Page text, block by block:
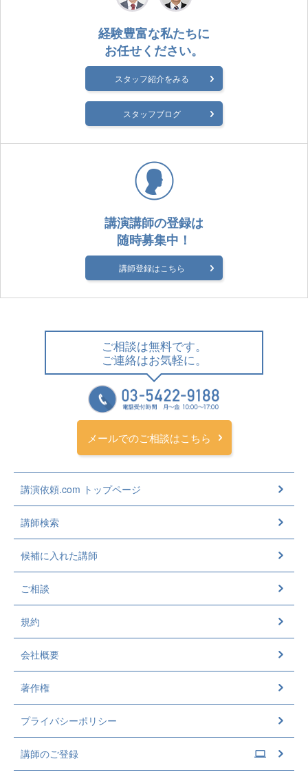
経験豊富な私たちに
お任せください。
スタッフ紹介をみる
スタッフブログ
講演講師の登録は
随時募集中！
講師登録はこちら
ご相談は無料です。
ご連絡はお気軽に。
メールでのご相談はこちら
講演依頼.com トップページ
講師検索
候補に入れた講師
ご相談
規約
会社概要
著作権
プライバシーポリシー
講師のご登録